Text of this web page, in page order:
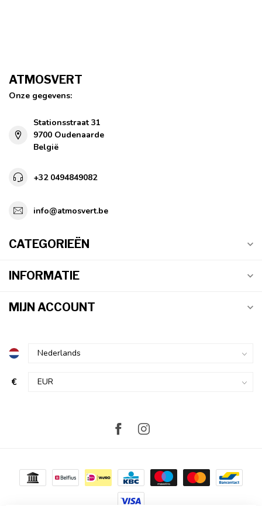
ATMOSVERT
Onze gegevens:
Stationsstraat 31
9700 Oudenaarde
België
+32 0494849082
info@atmosvert.be
CATEGORIEËN
INFORMATIE
MIJN ACCOUNT
€